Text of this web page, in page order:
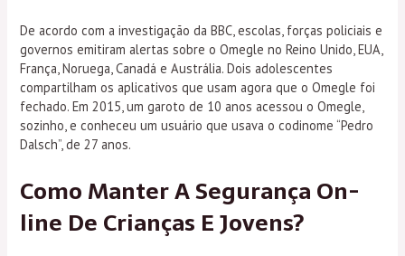
De acordo com a investigação da BBC, escolas, forças policiais e
governos emitiram alertas sobre o Omegle no Reino Unido, EUA,
França, Noruega, Canadá e Austrália. Dois adolescentes
compartilham os aplicativos que usam agora que o Omegle foi
fechado. Em 2015, um garoto de 10 anos acessou o Omegle,
sozinho, e conheceu um usuário que usava o codinome “Pedro
Dalsch”, de 27 anos.
Como Manter A Segurança On-
line De Crianças E Jovens?